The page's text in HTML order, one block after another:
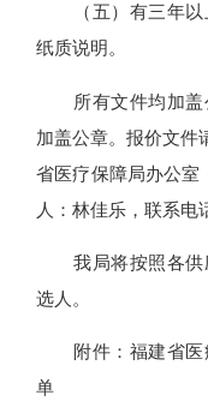
（五）有三年以
纸质说明。
所有文件均加盖
加盖公章。报价文件
省医疗保障局办公室
人：林佳乐，联系电
我局将按照各供
选人。
附件：福建省医
单